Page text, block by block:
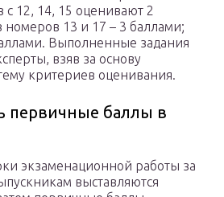
с 12, 14, 15 оценивают 2
13 и 17 – 3 баллами;
Выполненные задания
взяв за основу
критериев оценивания.
первичные баллы в
экзаменационной работы за
выставляются